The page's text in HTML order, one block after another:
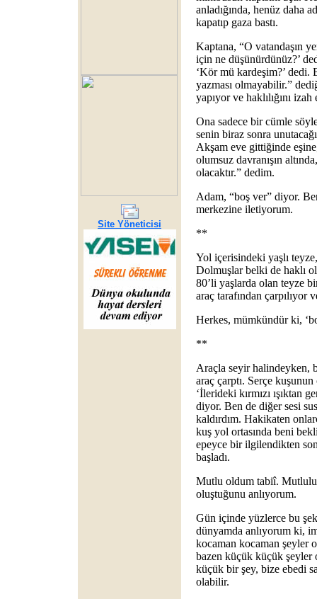
Site Yöneticisi
anladığında, henüz daha
kapatıp gaza bastı.
Kaptana, “O vatandaşın
için ne düşünürdünüz?’
‘Kör mü kardeşim?’
yazması olmayabilir.”
yapıyor ve haklılığını izah
Ona sadece bir cümle
senin biraz sonra
Akşam eve gittiğinde
olumsuz davranışın
olacaktır.” dedim.
Adam, “boş ver” diyor.
merkezine iletiyorum.
**
Yol içerisindeki yaşlı
Dolmuşlar belki de haklı
80’li yaşlarda olan teyze
araç tarafından çarpılıyor
Herkes, mümkündür ki,
**
Araçla seyir halindeyken,
araç çarptı. Serçe
‘İlerideki kırmızı ışıktan
diyor. Ben de diğer sesi
kaldırdım. Hakikaten
kuş yol ortasında beni
epeyce bir ilgilendikten
başladı.
Mutlu oldum tabiî.
oluştuğunu anlıyorum.
Gün içinde yüzlerce bu
dünyamda anlıyorum ki,
kocaman kocaman şeyler
bazen küçük küçük şeyler
küçük bir şey, bize ebedi
olabilir.